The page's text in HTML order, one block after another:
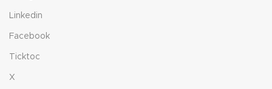
Linkedin
Facebook
Ticktoc
X